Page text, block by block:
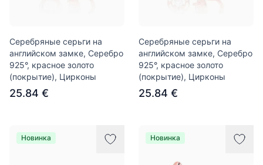
Серебряные серьги на
английском замке, Серебро
925°, красное золото
(покрытие), Цирконы
25.84 €
Серебряные серьги на
английском замке, Серебро
925°, красное золото
(покрытие), Цирконы
25.84 €
Новинка Новинка